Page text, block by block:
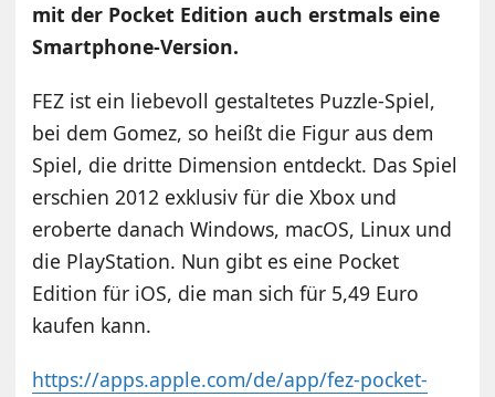
mit der Pocket Edition auch erstmals eine
Smartphone-Version.
FEZ ist ein liebevoll gestaltetes Puzzle-Spiel,
bei dem Gomez, so heißt die Figur aus dem
Spiel, die dritte Dimension entdeckt. Das Spiel
erschien 2012 exklusiv für die Xbox und
eroberte danach Windows, macOS, Linux und
die PlayStation. Nun gibt es eine Pocket
Edition für iOS, die man sich für 5,49 Euro
kaufen kann.
https://apps.apple.com/de/app/fez-pocket-